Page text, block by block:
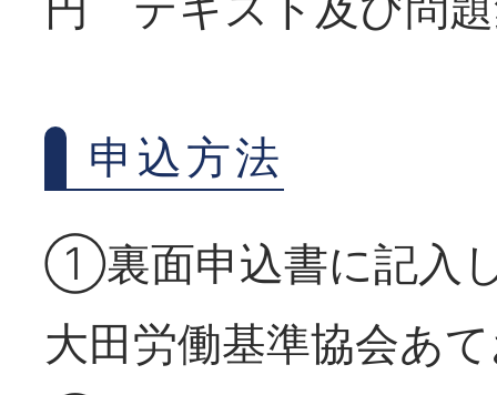
申込方法
①裏面申込書に記入
大田労働基準協会あ